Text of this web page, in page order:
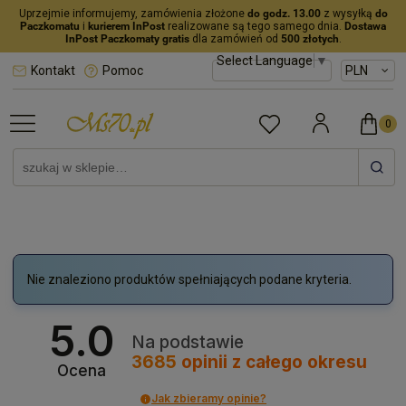
Uprzejmie informujemy, zamówienia złożone do godz. 13.00z wysyłką do
Paczkomatu i kurierem InPost realizowane są tego samego dnia. Dostawa
InPost Paczkomaty gratisdla zamówień od 500 złotych.
Select Language▼
Kontakt Pomoc
Nie znaleziono produktów spełniających podane kryteria.
5.0
Ocena
Na podstawie
3685 opinii z całego okresu
Jak zbieramy opinie?